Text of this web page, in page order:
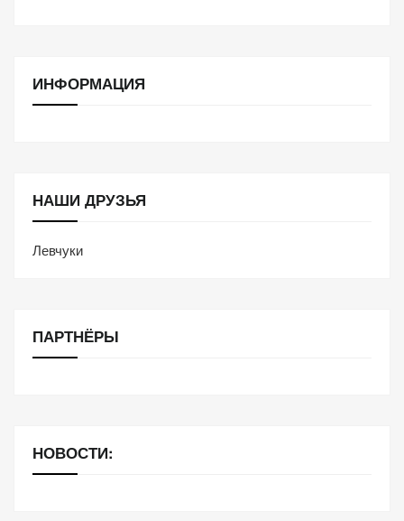
ИНФОРМАЦИЯ
НАШИ ДРУЗЬЯ
Левчуки
ПАРТНЁРЫ
НОВОСТИ: